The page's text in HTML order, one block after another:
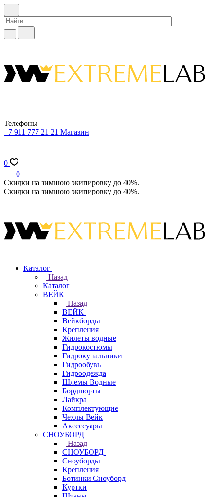
Телефоны
+7 911 777 21 21 Магазин
0
0
Скидки на зимнюю экипировку до 40%.
Скидки на зимнюю экипировку до 40%.
Каталог
Назад
Каталог
ВЕЙК
Назад
ВЕЙК
Вейкборды
Крепления
Жилеты водные
Гидрокостюмы
Гидрокупальники
Гидрообувь
Гидроодежда
Шлемы Водные
Бордшорты
Лайкра
Комплектующие
Чехлы Вейк
Аксессуары
СНОУБОРД
Назад
СНОУБОРД
Сноуборды
Крепления
Ботинки Сноуборд
Куртки